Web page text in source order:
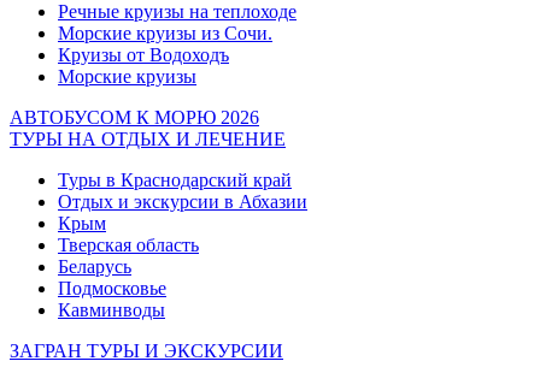
Речные круизы на теплоходе
Морские круизы из Сочи.
Круизы от Водоходъ
Морские круизы
АВТОБУСОМ К МОРЮ 2026
ТУРЫ НА ОТДЫХ И ЛЕЧЕНИЕ
Туры в Краснодарский край
Отдых и экскурсии в Абхазии
Крым
Тверская область
Беларусь
Подмосковье
Кавминводы
ЗАГРАН ТУРЫ И ЭКСКУРСИИ